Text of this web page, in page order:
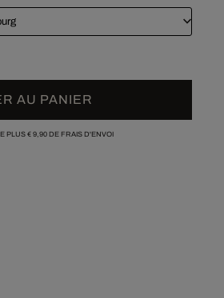
AU PANIER
PLUS € 9,90DE FRAIS D'ENVOI